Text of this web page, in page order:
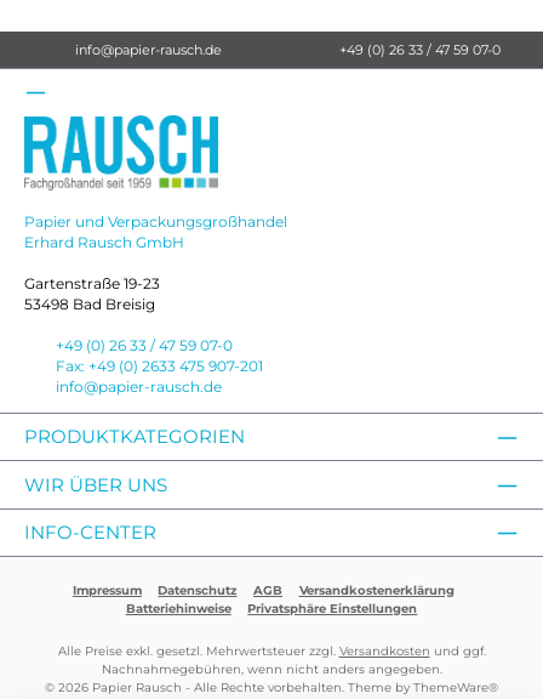
info@papier-rausch.de +49 (0) 26 33 / 47 59 07-0
Papier und Verpackungsgroßhandel
Erhard Rausch GmbH
Gartenstraße 19-23
53498 Bad Breisig
+49 (0) 26 33 / 47 59 07-0
Fax: +49 (0) 2633 475 907-201
info@papier-rausch.de
PRODUKTKATEGORIEN
WIR ÜBER UNS
INFO-CENTER
Impressum Datenschutz AGB
Versandkostenerklärung
Batteriehinweise
Privatsphäre Einstellungen
Alle Preise exkl. gesetzl. Mehrwertsteuer zzgl. Versandkosten und ggf.
Nachnahmegebühren, wenn nicht anders angegeben.
© 2026 Papier Rausch - Alle Rechte vorbehalten. Theme by ThemeWare®